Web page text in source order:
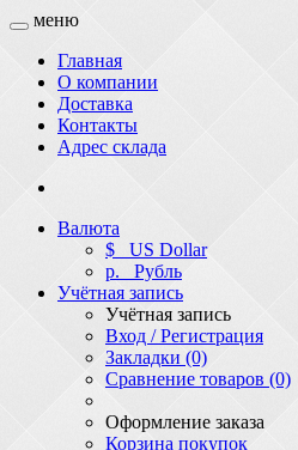
меню
Главная
О компании
Доставка
Контакты
Адрес склада
Валюта
$ US Dollar
р. Рубль
Учётная запись
Учётная запись
Вход / Регистрация
Закладки (0)
Сравнение товаров (0)
Оформление заказа
Корзина покупок